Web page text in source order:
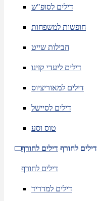
דילים לסופ"ש
חופשות למשפחות
חבילות שייט
דילים ליעדי קזינו
דילים למאוריציוס
דילים לסיישל
טוס וסע
דילים לחורף דילים לחורף
דילים לחורף
דילים למדריד